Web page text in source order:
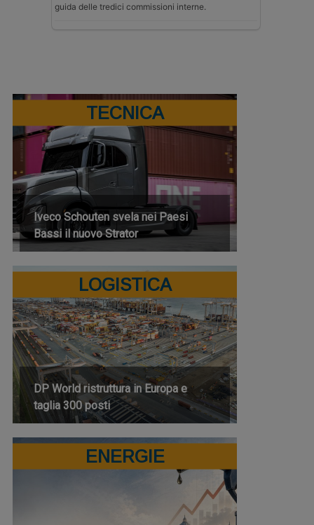
guida delle tredici commissioni interne.
TECNICA
Iveco Schouten svela nei Paesi
Bassi il nuovo Strator
LOGISTICA
DP World ristruttura in Europa e
taglia 300 posti
ENERGIE